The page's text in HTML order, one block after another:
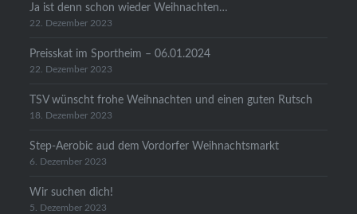
Ja ist denn schon wieder Weihnachten…
22. Dezember 2023
Preisskat im Sportheim – 06.01.2024
22. Dezember 2023
TSV wünscht frohe Weihnachten und einen guten Rutsch
18. Dezember 2023
Step-Aerobic aud dem Vordorfer Weihnachtsmarkt
6. Dezember 2023
Wir suchen dich!
5. Dezember 2023